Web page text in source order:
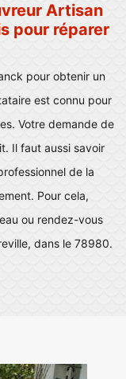
Artisan
pour réparer
pour obtenir un
est connu pour
Votre demande de
Il faut aussi savoir
de la
Pour cela,
ou rendez-vous
dans le 78980.